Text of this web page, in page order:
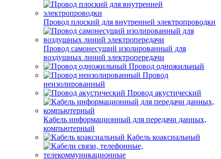
Провод плоский для внутренней электропроводки
Провод самонесущий изолированный для
воздушных линий электропередачи
Провод одножильный
Провод
неизолированный
Провод акустический
Кабель информационный для передачи данных,
компьютерный
Кабель коаксиальный